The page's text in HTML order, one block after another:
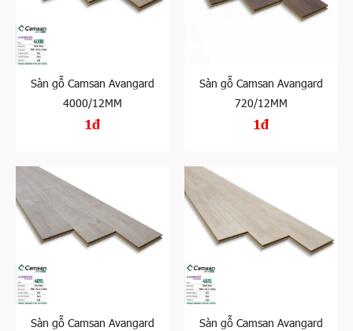
Sàn gỗ Camsan Avangard
4000/12MM
1đ
Sàn gỗ Camsan Avangard
720/12MM
1đ
Sàn gỗ Camsan Avangard
Sàn gỗ Camsan Avangard